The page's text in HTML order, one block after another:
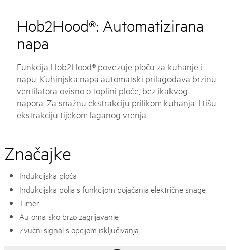
Hob2Hood®: Automatizirana
napa
Funkcija Hob2Hood® povezuje ploču za kuhanje i
napu. Kuhinjska napa automatski prilagođava brzinu
ventilatora ovisno o toplini ploče, bez ikakvog
napora. Za snažnu ekstrakciju prilikom kuhanja. I tišu
ekstrakciju tijekom laganog vrenja.
Značajke
Indukcijska ploča
Indukcijska polja s funkcijom pojačanja električne snage
Timer
Automatsko brzo zagrijavanje
Zvučni signal s opcijom isključivanja